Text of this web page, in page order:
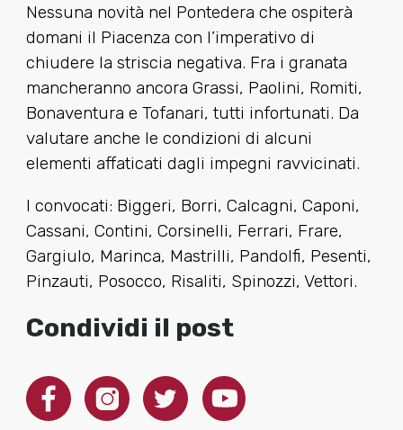
Nessuna novità nel Pontedera che ospiterà
domani il Piacenza con l’imperativo di
chiudere la striscia negativa. Fra i granata
mancheranno ancora Grassi, Paolini, Romiti,
Bonaventura e Tofanari, tutti infortunati. Da
valutare anche le condizioni di alcuni
elementi affaticati dagli impegni ravvicinati.
I convocati: Biggeri, Borri, Calcagni, Caponi,
Cassani, Contini, Corsinelli, Ferrari, Frare,
Gargiulo, Marinca, Mastrilli, Pandolfi, Pesenti,
Pinzauti, Posocco, Risaliti, Spinozzi, Vettori.
Condividi il post